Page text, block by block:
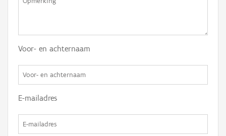
Voor- en achternaam
E-mailadres